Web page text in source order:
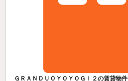
ＧＲＡＮＤＵＯＹＯＹＯＧＩ２の賃貸物件